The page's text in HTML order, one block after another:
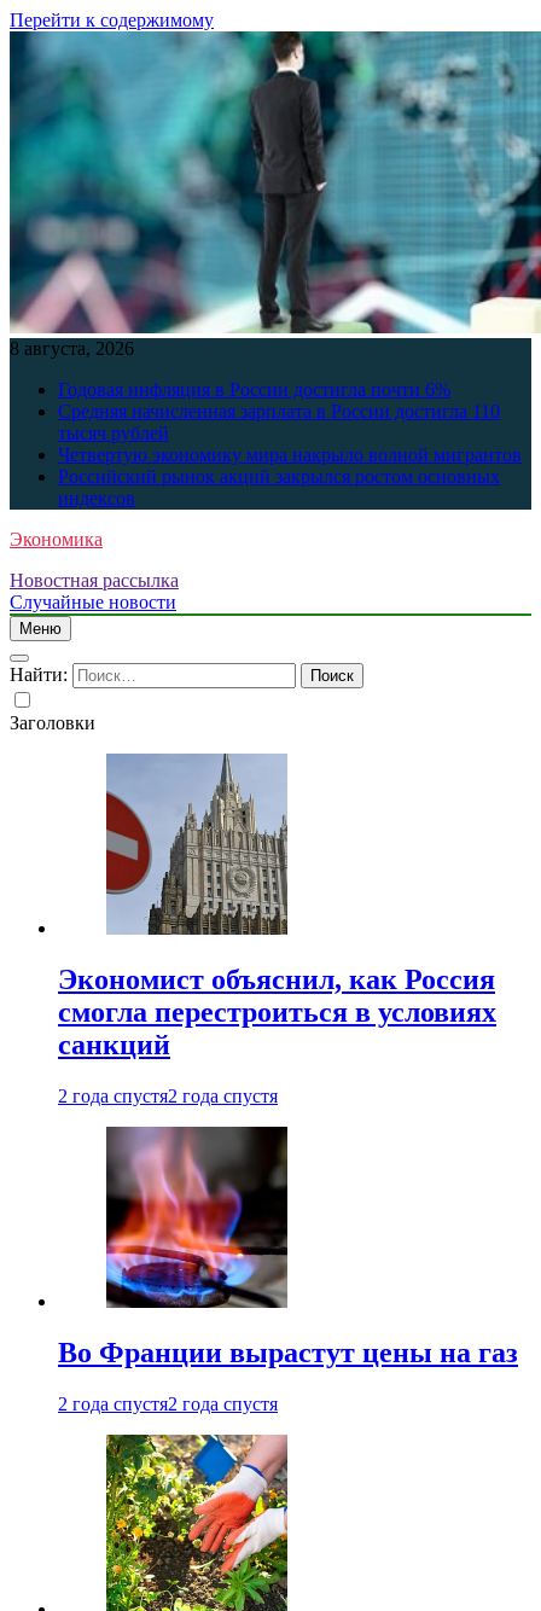
Перейти к содержимому
8 августа, 2026
Годовая инфляция в России достигла почти 6%
Средняя начисленная зарплата в России достигла 110
тысяч рублей
Четвертую экономику мира накрыло волной мигрантов
Российский рынок акций закрылся ростом основных
индексов
Экономика
Новостная рассылка
Случайные новости
Меню
Найти:
Заголовки
Экономист объяснил, как Россия
смогла перестроиться в условиях
санкций
2 года спустя2 года спустя
Во Франции вырастут цены на газ
2 года спустя2 года спустя